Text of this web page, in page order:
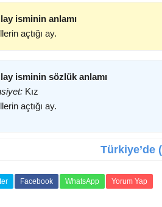
isminin anlamı
açtığı ay.
isminin sözlük anlamı
Kız
açtığı ay.
Türkiye’de
Facebook WhatsApp Yorum Yap